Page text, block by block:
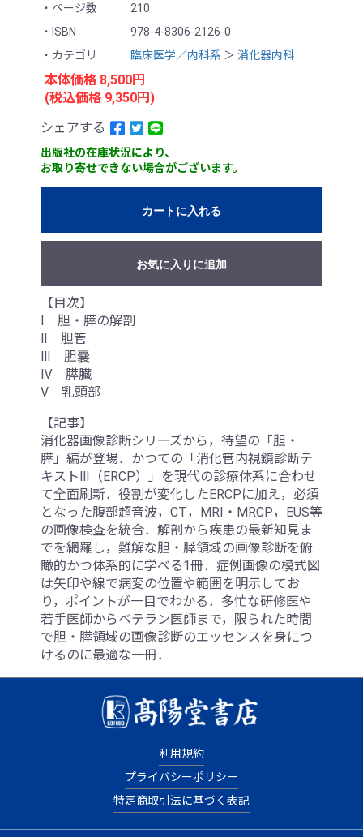
ページ数
210
ISBN
978-4-8306-2126-0
カテゴリ
臨床医学／内科系 ＞ 消化器内科
本体価格 8,500円
(税込価格 9,350円)
シェアする
出版社の在庫状況により、
お取り寄せできない場合がございます。
カートに入れる
お気に入りに追加
【目次】
Ⅰ 胆・膵の解剖
Ⅱ 胆管
Ⅲ 胆嚢
Ⅳ 膵臓
Ⅴ 乳頭部
【記事】
消化器画像診断シリーズから，待望の「胆・
膵」編が登場．かつての「消化管内視鏡診断テ
キストⅢ（ERCP）」を現代の診療体系に合わせ
て全面刷新．役割が変化したERCPに加え，必須
となった腹部超音波，CT，MRI・MRCP，EUS等
の画像検査を統合．解剖から疾患の最新知見ま
でを網羅し，難解な胆・膵領域の画像診断を俯
瞰的かつ体系的に学べる1冊．症例画像の模式図
は矢印や線で病変の位置や範囲を明示してお
り，ポイントが一目でわかる．多忙な研修医や
若手医師からベテラン医師まで，限られた時間
で胆・膵領域の画像診断のエッセンスを身につ
けるのに最適な一冊．
利用規約
プライバシーポリシー
特定商取引法に基づく表記